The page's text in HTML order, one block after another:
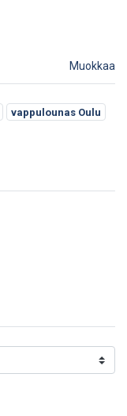
Muokkaa
vappulounas Oulu